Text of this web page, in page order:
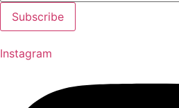
Subscribe
Instagram